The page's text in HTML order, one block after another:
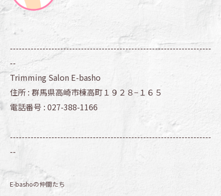
--------------------------------------------------------------------
--
Trimming Salon E-basho
住所 : 群馬県高崎市棟高町１９２８−１６５
電話番号 : 027-388-1166
--------------------------------------------------------------------
--
E-bashoの仲間たち